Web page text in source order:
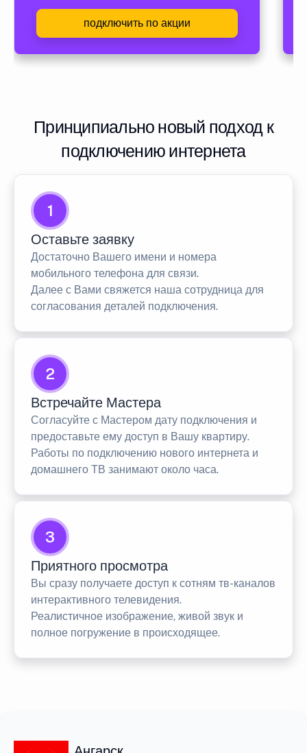
подключить по акции
Принципиально новый подход к
подключению интернета
1
Оставьте заявку
Достаточно Вашего имени и номера
мобильного телефона для связи.
Далее с Вами свяжется наша сотрудница для
согласования деталей подключения.
2
Встречайте Мастера
Согласуйте с Мастером дату подключения и
предоставьте ему доступ в Вашу квартиру.
Работы по подключению нового интернета и
домашнего ТВ занимают около часа.
3
Приятного просмотра
Вы сразу получаете доступ к сотням тв-каналов
интерактивного телевидения.
Реалистичное изображение, живой звук и
полное погружение в происходящее.